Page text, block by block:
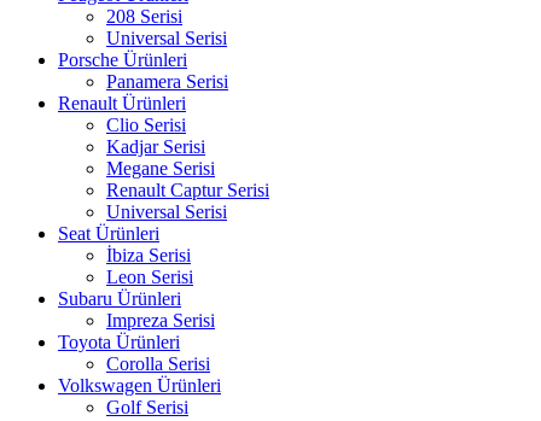
208 Serisi
Universal Serisi
Porsche Ürünleri
Panamera Serisi
Renault Ürünleri
Clio Serisi
Kadjar Serisi
Megane Serisi
Renault Captur Serisi
Universal Serisi
Seat Ürünleri
İbiza Serisi
Leon Serisi
Subaru Ürünleri
Impreza Serisi
Toyota Ürünleri
Corolla Serisi
Volkswagen Ürünleri
Golf Serisi